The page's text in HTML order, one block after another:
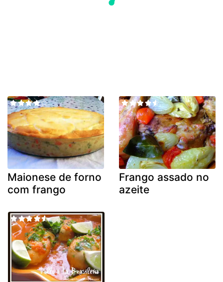
Maionese de forno
com frango
Frango assado no
azeite